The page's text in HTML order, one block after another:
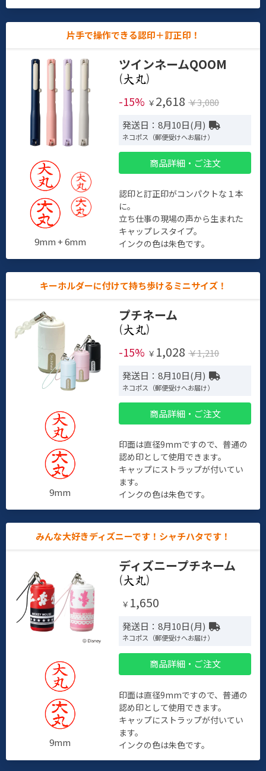
片手で操作できる認印＋訂正印！
9mm + 6mm
ツインネームQOOM
(
)
-15% ￥ 2,618 ￥3,080
発送日：8月10日(月)
ネコポス（郵便受けへお届け）
商品詳細・ご注文
認印と訂正印がコンパクトな１本
に。
立ち仕事の現場の声から生まれた
キャップレスタイプ。
インクの色は朱色です。
キーホルダーに付けて持ち歩けるミニサイズ！
9mm
プチネーム
(
)
-15% ￥ 1,028 ￥1,210
発送日：8月10日(月)
ネコポス（郵便受けへお届け）
商品詳細・ご注文
印面は直径9mmですので、普通の
認め印として使用できます。
キャップにストラップが付いてい
ます。
インクの色は朱色です。
みんな大好きディズニーです！シャチハタです！
9mm
ディズニープチネーム
( )
￥ 1,650
発送日：8月10日(月)
ネコポス（郵便受けへお届け）
商品詳細・ご注文
印面は直径9mmですので、普通の
認め印として使用できます。
キャップにストラップが付いてい
ます。
インクの色は朱色です。